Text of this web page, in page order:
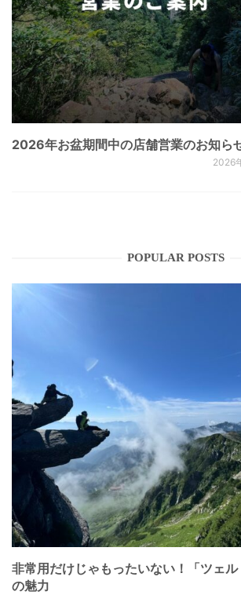
2026年お盆期間中の店舗営業のお知ら
2026
POPULAR POSTS
非常用だけじゃもったいない！「ツェル
の魅力